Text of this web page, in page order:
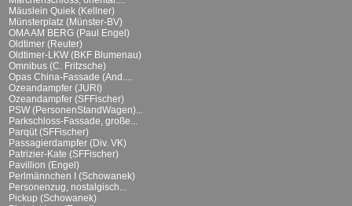
Mäuslein Quiek (Kellner)
Münsterplatz (Münster-BV)
OMA AM BERG (Paul Engel)
Oldtimer (Reuter)
Oldtimer-LKW (BKF Blumenau)
Omnibus (C. Fritzsche)
Opas China-Fassade (And....
Ozeandampfer (JURI)
Ozeandampfer (SFFischer)
PSW (PersonenStandWagen)...
Parkschloss-Fassade, große...
Parqüt (SFFischer)
Passagierdampfer (Div. VK)
Patrizier-Kate (SFFischer)
Pavillion (Engel)
Perlmännchen I (Schowanek)
Personenzug, nostalgisch...
Pickup (Schowanek)